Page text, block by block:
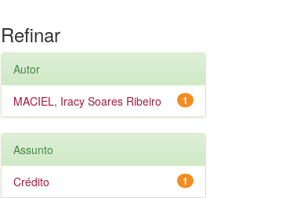
Refinar
Autor
1
MACIEL, Iracy Soares Ribeiro
Assunto
1
Crédito